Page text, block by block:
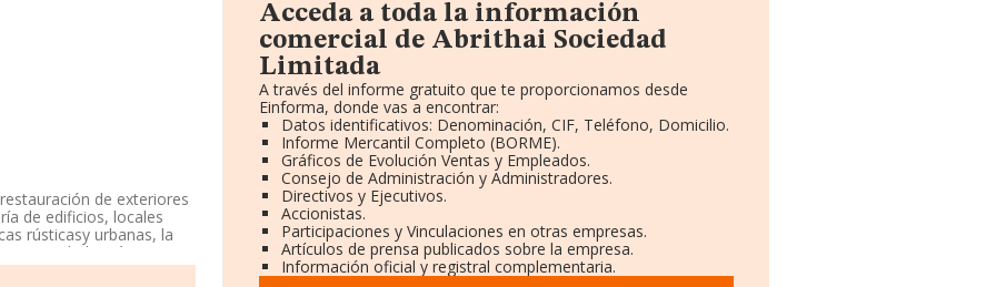
de exteriores
de edificios, locales
rústicasy urbanas, la
sociedad está inscrita
CNAE
Acceda a toda la información
comercial de Abrithai Sociedad
Limitada
A través del informe gratuito que te proporcionamos desde
Einforma, donde vas a encontrar:
Datos identificativos: Denominación, CIF, Teléfono, Domicilio.
Informe Mercantil Completo (BORME).
Gráficos de Evolución Ventas y Empleados.
Consejo de Administración y Administradores.
Directivos y Ejecutivos.
Accionistas.
Participaciones y Vinculaciones en otras empresas.
Artículos de prensa publicados sobre la empresa.
Información oficial y registral complementaria.